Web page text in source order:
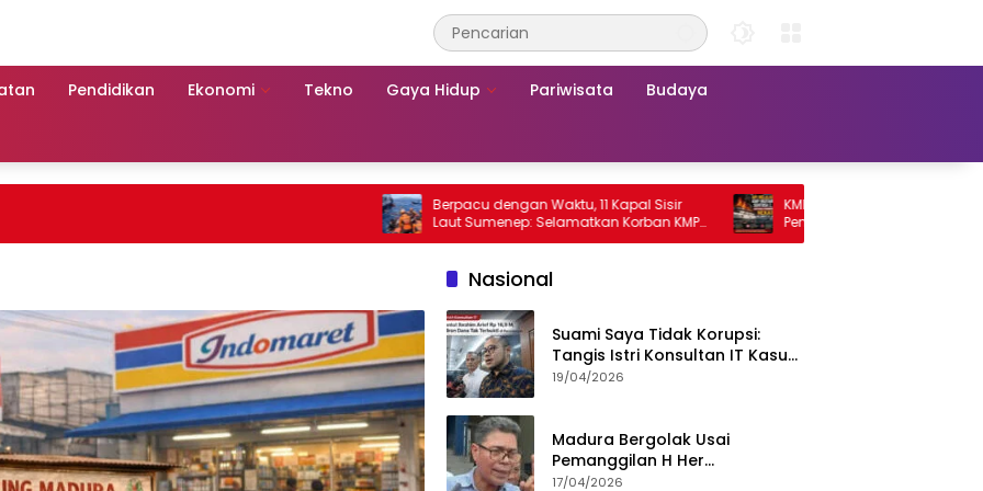
Pendidikan Ekonomi Tekno Gaya Hidup Pariwisata Budaya
Berpacu dengan Waktu, 11 Kapal Sisir
Laut Sumenep: Selamatkan Korban KMP
Mutiara Sentosa 2
KMP Mutiara Sentosa 2 Terbakar,
Penumpang Nekat Melompat ke Laut
Nasional
Suami Saya Tidak Korupsi:
Tangis Istri Konsultan IT Kasus
Nadiem Dituntut 22,5 Tahun
19/04/2026
Madura Bergolak Usai
Pemanggilan H Her
Pamekasan, Faizal Assegaf
17/04/2026